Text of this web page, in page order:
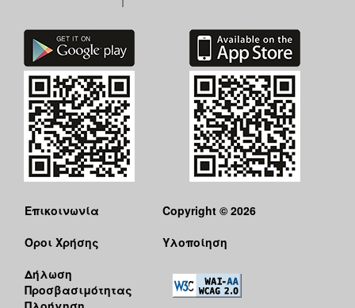
Επικοινωνία
Όροι Χρήσης
Δήλωση
Προσβασιμότητας
Copyright © 2026
Υλοποίηση